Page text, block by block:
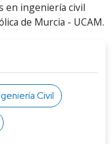
en ingeniería civil
de Murcia - UCAM.
Civil